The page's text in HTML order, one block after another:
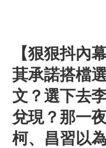
【狠狠抖內
萁承諾搭檔
文？選下去
兌現？那一
柯、昌習以